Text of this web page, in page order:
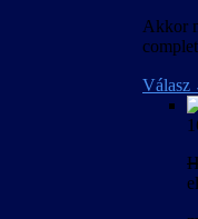
Akkor
Válasz